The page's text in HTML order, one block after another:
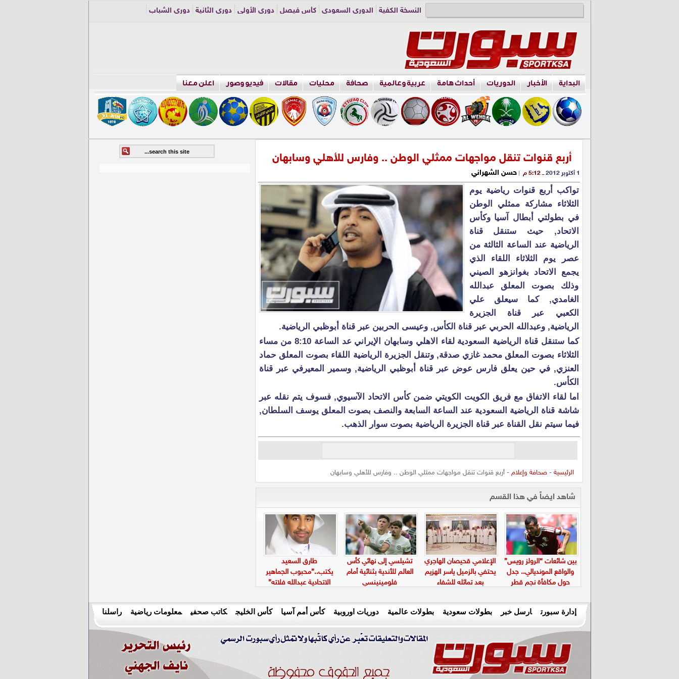
النسخة الكفية الدوري السعودي كأس فيصل دوري الأولى دوري الثانية
دوري الشباب
البداية الأخبار الدوريات أحداث هامة عربية وعالمية صحافة محليات مقالات فيديو وصور اعلن معنا
أربع قنوات تنقل مواجهات ممثلي الوطن .. وفارس للأهلي وسابهان
1 أكتوبر 2012 ــ 5:12 م |حسن الشهراني
تواكب أربع قنوات رياضية يوم
الثلاثاء مشاركة ممثلي الوطن
في بطولتي أبطال آسيا وكأس
الاتحاد, حيث ستنقل قناة
الرياضية عند الساعة الثالثة من
عصر يوم الثلاثاء اللقاء الذي
يجمع الاتحاد بغوانزهو الصيني
وذلك بصوت المعلق عبدالله
الغامدي, كما سيعلق علي
الكعبي عبر قناة الجزيرة
الرياضية, وعبدالله الحربي عبر قناة الكأس, وعيسى الحربين عبر قناة أبوظبي الرياضية.
كما ستنقل قناة الرياضية السعودية لقاء الاهلي وسابهان الإيراني عد الساعة 8:10 من مساء
الثلاثاء بصوت المعلق محمد غازي صدقة, وتنقل الجزيرة الرياضية اللقاء بصوت المعلق حماد
العنزي, في حين يعلق فارس عوض عبر قناة أبوظبي الرياضية, وسمير المعيرفي عبر قناة
الكأس.
اما لقاء الاتفاق مع فريق الكويت الكويتي ضمن كأس الاتحاد الآسيوي, فسوف يتم نقله عبر
شاشة قناة الرياضية السعودية عند الساعة السابعة والنصف بصوت المعلق يوسف السلطان,
فيما سيتم نقل القناة عبر قناة الجزيرة الرياضية بصوت سوار الذهب.
الرئيسية -صحافة وإعلام - أربع قنوات تنقل مواجهات ممثلي الوطن .. وفارس للأهلي وسابهان
شاهد ايضاً في هذا القسم
بين شائعات “الرولز رويس”
والواقع المونديالي.. جدل
حول مكافأة نجم قطر
الإعلامي قحيصان الهاجري
يحتفي بالزميل ياسر الهزيم
بعد تماثله للشفاء
تشيلسي إلى نهائي كأس
العالم للأندية بثنائية أمام
فلومينينسي
طارق السعيد
يكتب..”محبوب الجماهير
الاتحادية عبدالله فلاته”
إدارة سبورت ارسل خبر بطولات سعودية بطولات عالمية دوريات اوروبية كأس أمم آسيا كأس الخليج كاتب صحفي معلومات رياضية راسلنا